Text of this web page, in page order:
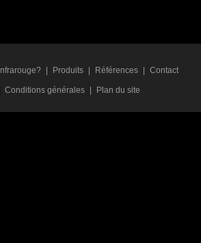
Infrarouge? Produits Références Contact
Conditions générales Plan du site